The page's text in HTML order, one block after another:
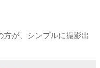
方が、シンプルに撮影出